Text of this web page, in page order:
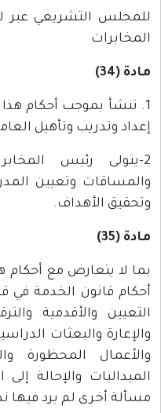
للمجلس التشريعي عبر
المخابرات
مادة (34)
1. تنشأ بموجب أحكام هذا
إعداد وتدريب وتأهيل
2-يتولى رئيس
والمساقات وتعيين
وتحقيق الأهداف.
مادة (35)
بما لا يتعارض مع أحكام
أحكام قانون الخدمة في
التعيين والأقدمية
والإعارة والبعثات
والأعمال المحظورة
الميداليات والإحالة
مسألة أخرى لم يرد